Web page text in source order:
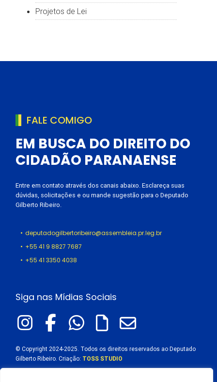
Projetos de Lei
FALE COMIGO
EM BUSCA DO DIREITO DO
CIDADÃO PARANAENSE
Entre em contato através dos canais abaixo. Esclareça suas
dúvidas, solicitações e ou mande sugestão para o Deputado
Gilberto Ribeiro.
deputadogilbertoribeiro@assembleia.pr.leg.br
+55 41 9 8827 7687
+55 41 3350 4038
Siga nas Mídias Sociais
© Copyright 2024-2025. Todos os direitos reservados ao Deputado
Gilberto Ribeiro. Criação: TOSS STUDIO